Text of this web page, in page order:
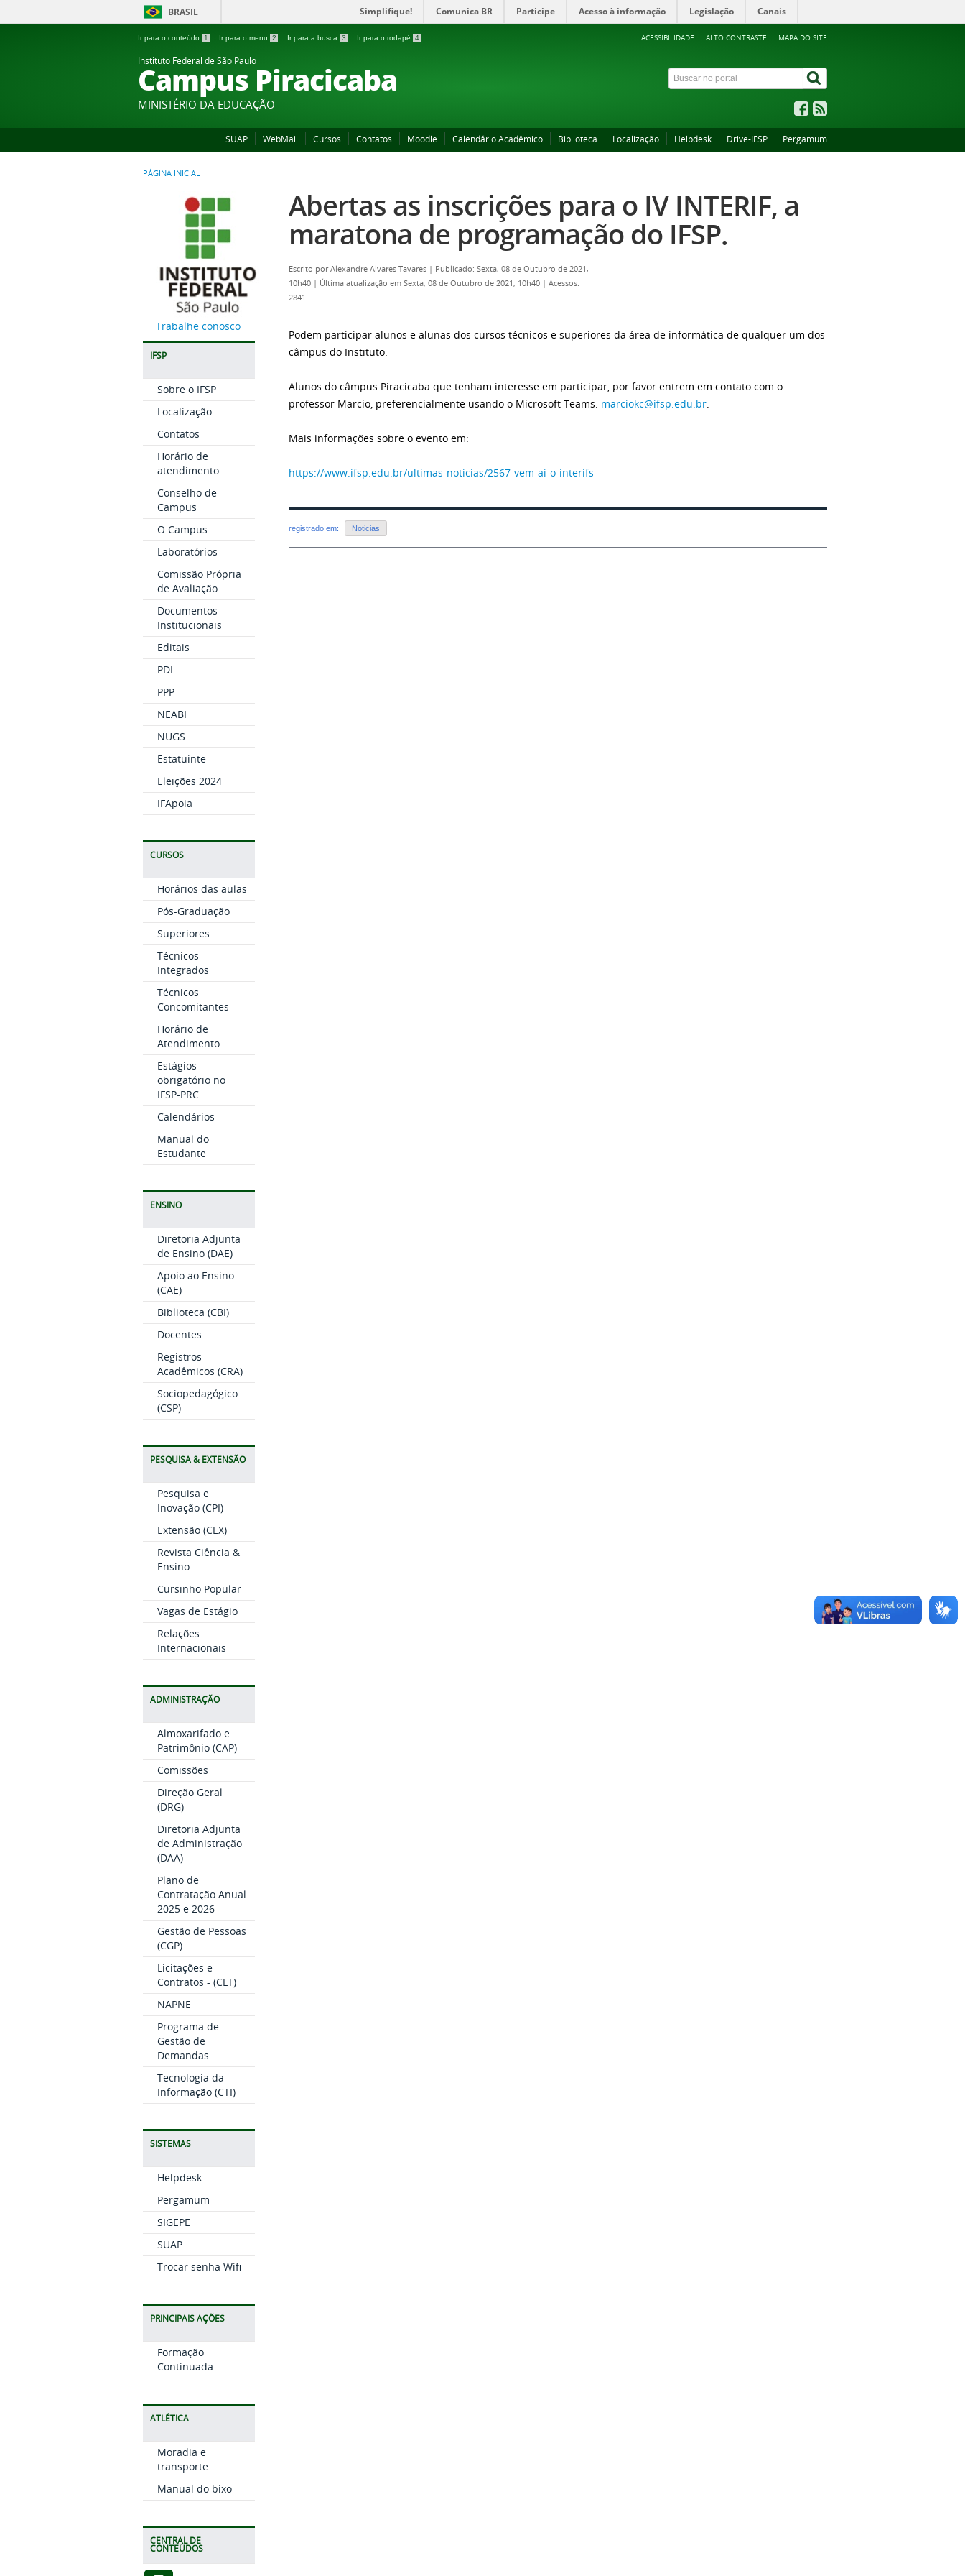
BRASIL Simplifique! Comunica BR Participe Acesso à informação Legislação Canais
Ir para o conteúdo 1 Ir para o menu 2 Ir para a busca 3 Ir para o rodapé 4 ACESSIBILIDADE ALTO CONTRASTE MAPA DO SITE
Instituto Federal de São Paulo
Campus Piracicaba
MINISTÉRIO DA EDUCAÇÃO
SUAP WebMail Cursos Contatos Moodle Calendário Acadêmico Biblioteca Localização Helpdesk Drive-IFSP Pergamum
PÁGINA INICIAL
Trabalhe conosco
IFSP
Sobre o IFSP
Localização
Contatos
Horário de
atendimento
Conselho de
Campus
O Campus
Laboratórios
Comissão Própria
de Avaliação
Documentos
Institucionais
Editais
PDI
PPP
NEABI
NUGS
Estatuinte
Eleições 2024
IFApoia
CURSOS
Horários das aulas
Pós-Graduação
Superiores
Técnicos
Integrados
Técnicos
Concomitantes
Horário de
Atendimento
Estágios
obrigatório no
IFSP-PRC
Calendários
Manual do
Estudante
ENSINO
Diretoria Adjunta
de Ensino (DAE)
Apoio ao Ensino
(CAE)
Biblioteca (CBI)
Docentes
Registros
Acadêmicos (CRA)
Sociopedagógico
(CSP)
PESQUISA & EXTENSÃO
Pesquisa e
Inovação (CPI)
Extensão (CEX)
Revista Ciência &
Ensino
Cursinho Popular
Vagas de Estágio
Relações
Internacionais
ADMINISTRAÇÃO
Almoxarifado e
Patrimônio (CAP)
Comissões
Direção Geral
(DRG)
Diretoria Adjunta
de Administração
(DAA)
Plano de
Contratação Anual
2025 e 2026
Gestão de Pessoas
(CGP)
Licitações e
Contratos - (CLT)
NAPNE
Programa de
Gestão de
Demandas
Tecnologia da
Informação (CTI)
SISTEMAS
Helpdesk
Pergamum
SIGEPE
SUAP
Trocar senha Wifi
PRINCIPAIS AÇÕES
Formação
Continuada
ATLÉTICA
Moradia e
transporte
Manual do bixo
CENTRAL DE
CONTEÚDOS
Abertas as inscrições para o IV INTERIF, a
maratona de programação do IFSP.
Escrito porAlexandre Alvares Tavares | Publicado: Sexta, 08 de Outubro de 2021,
10h40 | Última atualização em Sexta, 08 de Outubro de 2021, 10h40 | Acessos:
2841
Podem participar alunos e alunas dos cursos técnicos e superiores da área de informática de qualquer um dos
câmpus do Instituto.
Alunos do câmpus Piracicaba que tenham interesse em participar, por favor entrem em contato com o
professor Marcio, preferencialmente usando o Microsoft Teams: marciokc@ifsp.edu.br.
Mais informações sobre o evento em:
https://www.ifsp.edu.br/ultimas-noticias/2567-vem-ai-o-interifs
registrado em: Noticias